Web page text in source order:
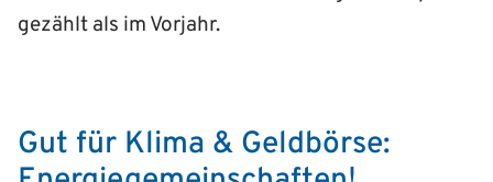
gezählt als im Vorjahr.
Gut für Klima & Geldbörse: